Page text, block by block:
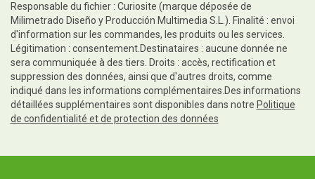
Responsable du fichier : Curiosite (marque déposée de
Milimetrado Diseño y Producción Multimedia S.L.). Finalité : envoi
d'information sur les commandes, les produits ou les services.
Légitimation : consentement.Destinataires : aucune donnée ne
sera communiquée à des tiers. Droits : accès, rectification et
suppression des données, ainsi que d'autres droits, comme
indiqué dans les informations complémentaires.Des informations
détaillées supplémentaires sont disponibles dans notre Politique
de confidentialité et de protection des données